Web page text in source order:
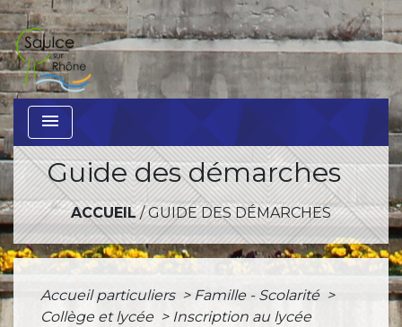
menu
Guide des démarches
ACCUEIL/GUIDE DES DÉMARCHES
Accueil particuliers > Famille - Scolarité >
Collège et lycée > Inscription au lycée